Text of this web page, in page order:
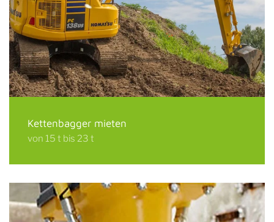
Kettenbagger mieten
von 15 t bis 23 t